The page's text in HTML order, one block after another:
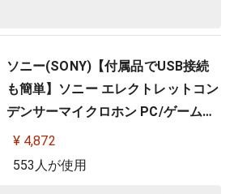
ソニー(SONY)【付属品でUSB接続
も簡単】ソニー エレクトレットコン
デンサーマイクロホン PC/ゲーム用
ECM-PCV80U
¥ 4,872
553人が使用